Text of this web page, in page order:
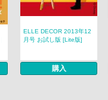
ELLE DECOR 2013年12
月号 お試し版 [Lite版]
購入